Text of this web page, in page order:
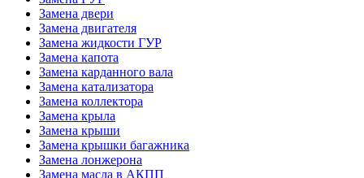
Замена двери
Замена двигателя
Замена жидкости ГУР
Замена капота
Замена карданного вала
Замена катализатора
Замена коллектора
Замена крыла
Замена крыши
Замена крышки багажника
Замена лонжерона
Замена масла в АКПП